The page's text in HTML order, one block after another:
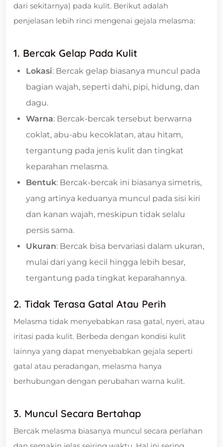
dari sekitarnya) pada kulit. Berikut adalah
penjelasan lebih rinci mengenai gejala melasma:
1. Bercak Gelap Pada Kulit
Lokasi: Bercak gelap biasanya muncul pada
bagian wajah, seperti dahi, pipi, hidung, dan
dagu.
Warna: Bercak-bercak tersebut berwarna
coklat, abu-abu kecoklatan, atau hitam,
tergantung pada jenis kulit dan tingkat
keparahan melasma.
Bentuk: Bercak-bercak ini biasanya simetris,
yang artinya keduanya muncul pada sisi kiri
dan kanan wajah, meskipun tidak selalu
persis sama.
Ukuran: Bercak bisa bervariasi dalam ukuran,
mulai dari yang kecil hingga lebih besar,
tergantung pada tingkat keparahannya.
2. Tidak Terasa Gatal Atau Perih
Melasma tidak menyebabkan rasa gatal, nyeri, atau
iritasi pada kulit. Berbeda dengan kondisi kulit
lainnya yang dapat menyebabkan gejala seperti
gatal atau peradangan, melasma hanya
berhubungan dengan perubahan warna kulit.
3. Muncul Secara Bertahap
Bercak melasma biasanya muncul secara perlahan